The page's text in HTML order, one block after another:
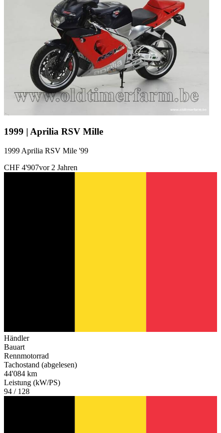
1999 | Aprilia RSV Mille
1999 Aprilia RSV Mile '99
CHF 4'907vor 2 Jahren
Händler
Bauart
Rennmotorrad
Tachostand (abgelesen)
44'084 km
Leistung (kW/PS)
94 / 128